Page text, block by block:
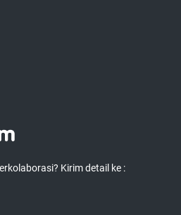
Kirim detail ke :